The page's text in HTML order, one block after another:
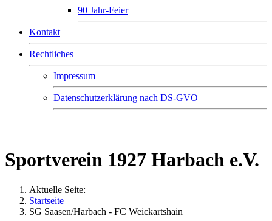
90 Jahr-Feier
Kontakt
Rechtliches
Impressum
Datenschutzerklärung nach DS-GVO
Sportverein 1927 Harbach e.V.
Aktuelle Seite:
Startseite
SG Saasen/Harbach - FC Weickartshain